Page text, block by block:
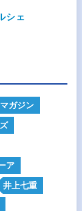
シェ
ガジン
ア
井上七重